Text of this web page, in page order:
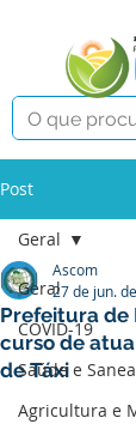
Post
Geral
COVID-19
Saúde e
Agricultura e
Geral
Prefeitura de
curso de
de Táxi
Ascom
27 de jun.